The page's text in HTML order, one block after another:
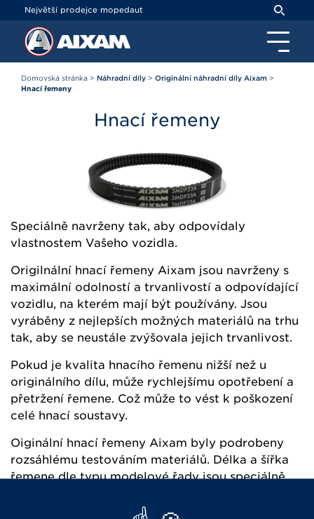
Největší prodejce mopedaut
Domovská stránka > Náhradní díly > Originální náhradní díly Aixam >
Hnací řemeny
Hnací řemeny
Speciálně navrženy tak, aby odpovídaly
vlastnostem Vašeho vozidla.
Origilnální hnací řemeny Aixam jsou navrženy s
maximální odolností a trvanlivostí a odpovídající
vozidlu, na kterém mají být používány. Jsou
vyráběny z nejlepších možných materiálů na trhu
tak, aby se neustále zvýšovala jejich trvanlivost.
Pokud je kvalita hnacího řemenu nižší než u
originálního dílu, může rychlejšímu opotřebení a
přetržení řemene. Což může to vést k poškození
celé hnací soustavy.
Oiginální hnací řemeny Aixam byly podrobeny
rozsáhlému testováním materiálů. Délka a šířka
řemene dle typu modelové řady jsou speciálně
hrana řemene v kombinaci s malou řemenicí
Panel pro správu cookies